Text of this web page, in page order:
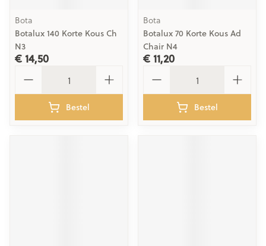
Bota
Botalux 140 Korte Kous Ch
N3
€ 14,50
Bestel
Bota
Botalux 70 Korte Kous Ad
Chair N4
€ 11,20
Bestel